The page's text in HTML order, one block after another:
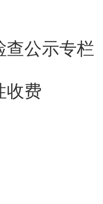
查公示专栏
收费